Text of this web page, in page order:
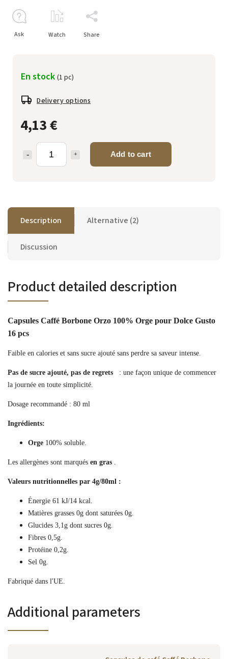
4,13 €
Add to cart
En stock (1 pc)
Delivery options
Ask Watch Share
Description Alternative (2)
Discussion
Product detailed description
Capsules Caffé Borbone Orzo 100% Orge pour Dolce Gusto
16 pcs
Faible en calories et sans sucre ajouté sans perdre sa saveur intense.
Pas de sucre ajouté, pas de regrets
: une façon unique de commencer
la journée en toute simplicité.
Dosage recommandé : 80 ml
Ingrédients:
Orge 100% soluble.
Les allergènes sont marqués en gras
Valeurs nutritionnelles par 4g/80ml :
Énergie 61 kJ/14 kcal.
Matières grasses 0g dont saturées 0g.
Glucides 3,1g dont sucres 0g.
Fibres 0,5g.
Protéine 0,2g.
Sel 0g.
Fabriqué dans l'UE.
Additional parameters